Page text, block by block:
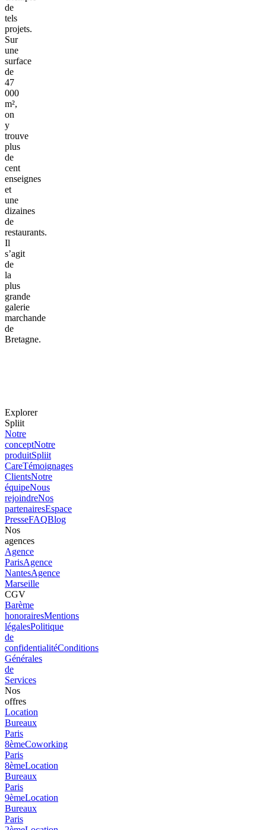
de
tels
projets.
Sur
une
surface
de
47
000
m²,
on
y
trouve
plus
de
cent
enseignes
et
une
dizaines
de
restaurants.
Il
s’agit
de
la
plus
grande
galerie
marchande
de
Bretagne.
Explorer
Spliit
Notre
conceptNotre
produitSpliit
CareTémoignages
ClientsNotre
équipeNous
rejoindreNos
partenairesEspace
PresseFAQBlog
Nos
agences
Agence
ParisAgence
NantesAgence
Marseille
CGV
Barème
honorairesMentions
légalesPolitique
de
confidentialitéConditions
Générales
de
Services
Nos
offres
Location
Bureaux
Paris
8èmeCoworking
Paris
8èmeLocation
Bureaux
Paris
9èmeLocation
Bureaux
Paris